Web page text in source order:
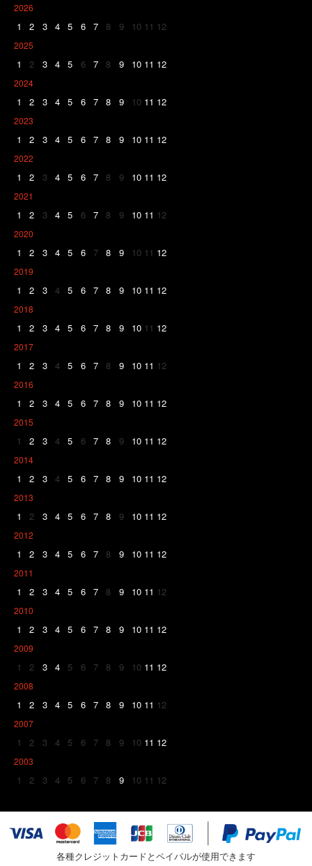
2026
1 2 3 4 5 6 7 8 9 10 11 12
2025
1 2 3 4 5 6 7 8 9 10 11 12
2024
1 2 3 4 5 6 7 8 9 10 11 12
2023
1 2 3 4 5 6 7 8 9 10 11 12
2022
1 2 3 4 5 6 7 8 9 10 11 12
2021
1 2 3 4 5 6 7 8 9 10 11 12
2020
1 2 3 4 5 6 7 8 9 10 11 12
2019
1 2 3 4 5 6 7 8 9 10 11 12
2018
1 2 3 4 5 6 7 8 9 10 11 12
2017
1 2 3 4 5 6 7 8 9 10 11 12
2016
1 2 3 4 5 6 7 8 9 10 11 12
2015
1 2 3 4 5 6 7 8 9 10 11 12
2014
1 2 3 4 5 6 7 8 9 10 11 12
2013
1 2 3 4 5 6 7 8 9 10 11 12
2012
1 2 3 4 5 6 7 8 9 10 11 12
2011
1 2 3 4 5 6 7 8 9 10 11 12
2010
1 2 3 4 5 6 7 8 9 10 11 12
2009
1 2 3 4 5 6 7 8 9 10 11 12
2008
1 2 3 4 5 6 7 8 9 10 11 12
2007
1 2 3 4 5 6 7 8 9 10 11 12
2003
1 2 3 4 5 6 7 8 9 10 11 12
各種クレジットカードとペイパルが使用できます